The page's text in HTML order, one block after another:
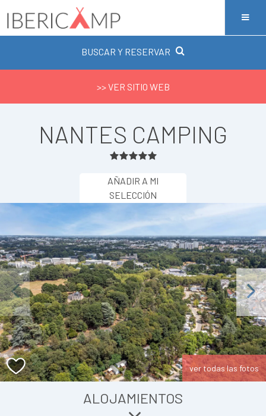
BUSCAR Y RESERVAR
>> VER SITIO WEB
NANTES CAMPING
AÑADIR A MI
SELECCIÓN
Next
ver todas las fotos
ALOJAMIENTOS